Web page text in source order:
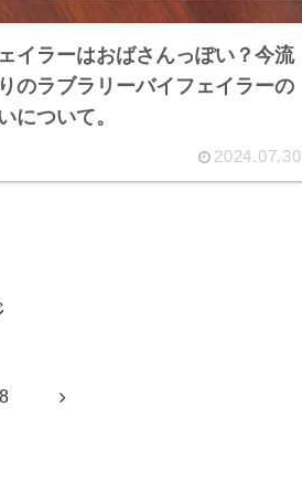
イラーはおばさんっぽい？今流
のラブラリーバイフェイラーの
について。
2024.07.30
8 次